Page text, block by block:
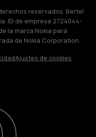
reservados. Bertel
ID de empresa 2724044-
la marca Nokia para
de Nokia Corporation.
Ajustes de cookies